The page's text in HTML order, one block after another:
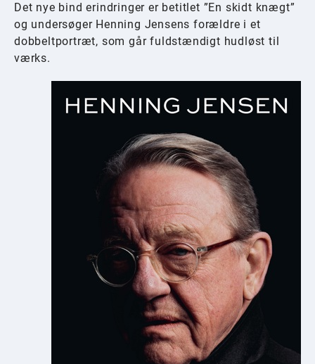
Det nye bind erindringer er betitlet ”En skidt knægt”
og undersøger Henning Jensens forældre i et
dobbeltportræt, som går fuldstændigt hudløst til
værks.